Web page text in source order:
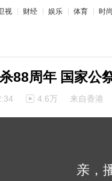
视 财经 娱乐 体育 时尚
88周年 国家公
4.6万 来自香港
亲，